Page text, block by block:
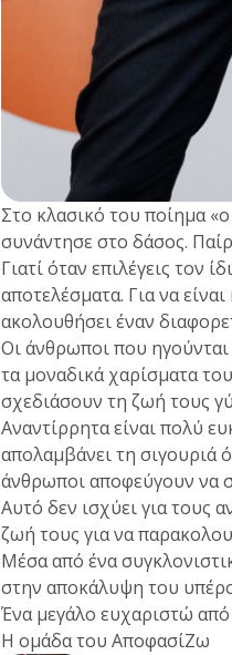
Στο κλασικό του ποίημα
συνάντησε στο δάσος.
Γιατί όταν επιλέγεις τον
αποτελέσματα. Για να
ακολουθήσει έναν
Οι άνθρωποι που
τα μοναδικά χαρίσματα
σχεδιάσουν τη ζωή τους
Αναντίρρητα είναι πολύ
απολαμβάνει τη σιγουριά
άνθρωποι αποφεύγουν να
Αυτό δεν ισχύει για τους
ζωή τους για να
Μέσα από ένα
στην αποκάλυψη του
Ένα μεγάλο ευχαριστώ
Η ομάδα του ΑποφασίΖω